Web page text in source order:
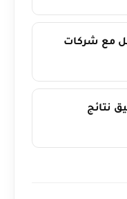
مع شركات
نتائج